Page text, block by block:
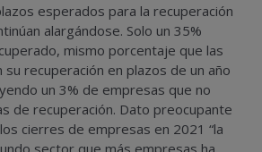
esperados para la recuperación
alargándose. Solo un 35%
mismo porcentaje que las
recuperación en plazos de un año
un 3% de empresas que no
de recuperación. Dato preocupante
cierres de empresas en 2021 “la
sector que más empresas ha